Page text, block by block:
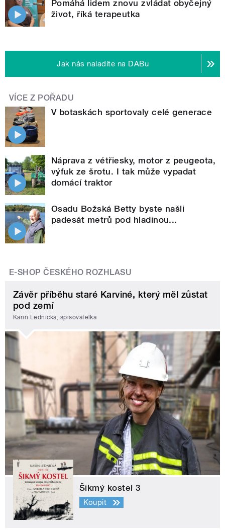
Pomáhá lidem znovu zvládat obyčejný
život, říká terapeutka
Jak nás naladíte na DABu
VÍCE Z POŘADU
V botaskách sportovaly celé generace
Náprava z vétřiesky, motor z peugeota,
výfuk ze šrotu. I tak může vypadat
domácí traktor
Osadu Božská Betty byste našli
padesát metrů pod hladinou...
E-SHOP ČESKÉHO ROZHLASU
Závěr příběhu staré Karviné, který měl zůstat
pod zemí
Karin Lednická, spisovatelka
Šikmý kostel 3
Koupit